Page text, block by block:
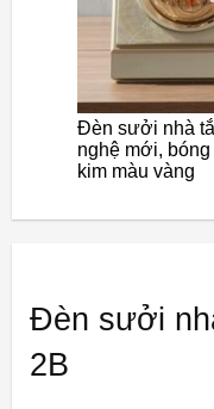
Đèn sưởi nhà
nghệ mới,
kim màu vàng
Đèn sưởi
2B